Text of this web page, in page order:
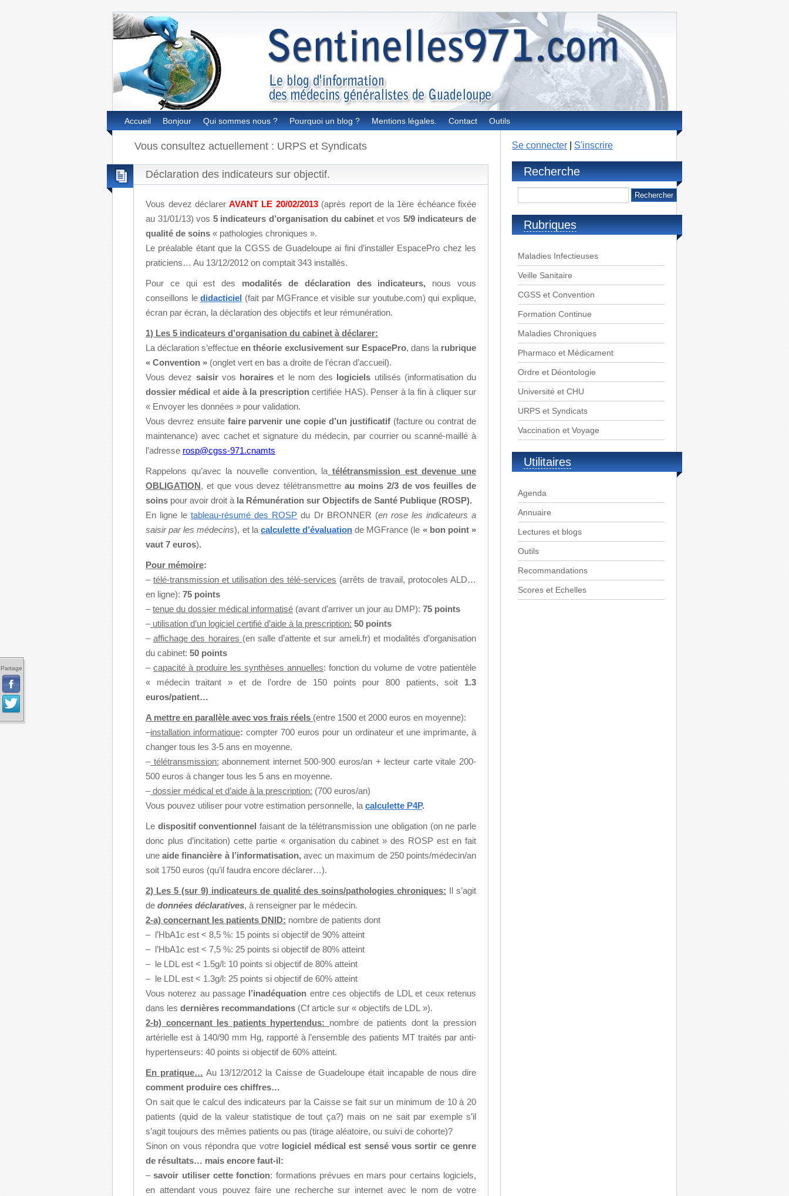
Partage
Accueil Bonjour Qui sommes nous ? Pourquoi un blog ? Mentions légales. Contact Outils
Vous consultez actuellement : URPS et Syndicats
Déclaration des indicateurs sur objectif.
Vous devez déclarer AVANT LE 20/02/2013(après report de la 1ère échéance fixée
au 31/01/13) vos 5 indicateurs d’organisation du cabinet et vos 5/9 indicateurs de
qualité de soins « pathologies chroniques ».
Le préalable étant que la CGSS de Guadeloupe ai fini d’installer EspacePro chez les
praticiens… Au 13/12/2012 on comptait 343 installés.
Pour ce qui est des modalités de déclaration des indicateurs, nous vous
conseillons le didacticiel (fait par MGFrance et visible sur youtube.com) qui explique,
écran par écran, la déclaration des objectifs et leur rémunération.
1) Les 5 indicateurs d’organisation du cabinet à déclarer:
La déclaration s’effectueen théorie exclusivement sur EspacePro, dans la rubrique
« Convention » (onglet vert en bas a droite de l’écran d’accueil).
Vous devez saisirvos horaires et le nom des logiciels utilisés (informatisation du
dossier médical etaide à la prescriptioncertifiée HAS). Penser à la fin à cliquer sur
« Envoyer les données » pour validation.
Vous devrez ensuite faire parvenir une copie d’un justificatif(facture ou contrat de
maintenance) avec cachet et signature du médecin, par courrier ou scanné-maillé à
l’adresse rosp@cgss-971.cnamts
Rappelons qu’avec la nouvelle convention, la télétransmission est devenue une
OBLIGATION, et que vous devez télétransmettre au moins 2/3 de vos feuilles de
soins pour avoir droit à la Rémunération sur Objectifs de Santé Publique (ROSP).
En ligne letableau-résumé des ROSP du Dr BRONNER (en rose les indicateurs a
saisir par les médecins), et la calculette d’évaluation de MGFrance (le « bon point »
vaut 7 euros).
Pour mémoire:
– télé-transmission et utilisation des télé-services (arrêts de travail, protocoles ALD…
en ligne): 75 points
–tenue du dossier médical informatisé (avant d’arriver un jour au DMP): 75 points
–utilisation d’un logiciel certifié d’aide à la prescription: 50 points
–affichage des horaires (en salle d’attente et sur ameli.fr) et modalités d’organisation
du cabinet: 50 points
– capacité à produire les synthèses annuelles: fonction du volume de votre patientèle
« médecin traitant » et de l’ordre de 150 points pour 800 patients, soit 1.3
euros/patient…
A mettre en parallèle avec vos frais réels (entre 1500 et 2000 euros en moyenne):
–installation informatique:compter 700 euros pour un ordinateur et une imprimante, à
changer tous les 3-5 ans en moyenne.
–télétransmission: abonnement internet 500-900 euros/an + lecteur carte vitale 200-
500 euros à changer tous les 5 ans en moyenne.
–dossier médical et d’aide à la prescription: (700 euros/an)
Vous pouvez utiliser pour votre estimation personnelle, la calculette P4P.
Le dispositif conventionnel faisant de la télétransmission une obligation (on ne parle
donc plus d’incitation) cette partie « organisation du cabinet » des ROSP est en fait
uneaide financière à l’informatisation,avec un maximum de 250 points/médecin/an
soit 1750 euros (qu’il faudra encore déclarer…).
2) Les 5 (sur 9) indicateurs de qualité des soins/pathologies chroniques: Il s’agit
de données déclaratives, à renseigner par le médecin.
2-a) concernant les patients DNID: nombre de patients dont
– l’HbA1c est < 8,5 %: 15 points si objectif de 90% atteint
– l’HbA1c est < 7,5 %: 25 points si objectif de 80% atteint
– le LDL est < 1.5g/l: 10 points si objectif de 80% atteint
– le LDL est < 1.3g/l: 25 points si objectif de 60% atteint
Vous noterez au passage l’inadéquation entre ces objectifs de LDL et ceux retenus
dans les dernières recommandations (Cf article sur « objectifs de LDL »).
2-b) concernant les patients hypertendus: nombre de patients dont la pression
artérielle est à 140/90 mm Hg, rapporté à l’ensemble des patients MT traités par anti-
hypertenseurs: 40 points si objectif de 60% atteint.
En pratique… Au 13/12/2012 la Caisse de Guadeloupe était incapable de nous dire
comment produire ces chiffres…
On sait que le calcul des indicateurs par la Caisse se fait sur un minimum de 10 à 20
patients (quid de la valeur statistique de tout ça?) mais on ne sait par exemple s’il
s’agit toujours des mêmes patients ou pas (tirage aléatoire, ou suivi de cohorte)?
Sinon on vous répondra que votrelogiciel médical est sensé vous sortir ce genre
de résultats… mais encore faut-il:
–savoir utiliser cette fonction: formations prévues en mars pour certains logiciels,
en attendant vous pouvez faire une recherche sur internet avec le nom de votre
Se connecter S'inscrire
Recherche
Rubriques
Maladies Infectieuses
Veille Sanitaire
CGSS et Convention
Formation Continue
Maladies Chroniques
Pharmaco et Médicament
Ordre et Déontologie
Université et CHU
URPS et Syndicats
Vaccination et Voyage
Utilitaires
Agenda
Annuaire
Lectures et blogs
Outils
Recommandations
Scores et Echelles